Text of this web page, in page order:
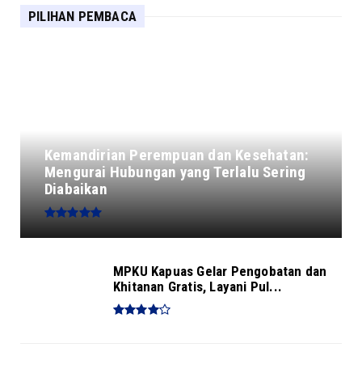
PILIHAN PEMBACA
Kemandirian Perempuan dan Kesehatan:
Mengurai Hubungan yang Terlalu Sering
Diabaikan
MPKU Kapuas Gelar Pengobatan dan
Khitanan Gratis, Layani Pul...